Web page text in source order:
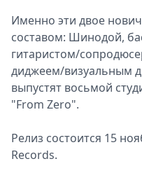
Именно эти двое
составом: Шинодой,
гитаристом/
диджеем/визуальным
выпустят восьмой
"From Zero".
Релиз состоится 15
Records.